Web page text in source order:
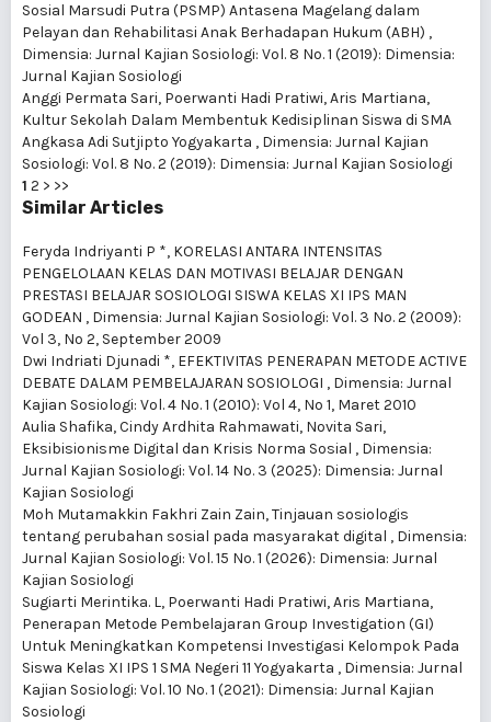
Sosial Marsudi Putra (PSMP) Antasena Magelang dalam
Pelayan dan Rehabilitasi Anak Berhadapan Hukum (ABH) ,
Dimensia: Jurnal Kajian Sosiologi: Vol. 8 No. 1 (2019): Dimensia:
Jurnal Kajian Sosiologi
Anggi Permata Sari, Poerwanti Hadi Pratiwi, Aris Martiana,
Kultur Sekolah Dalam Membentuk Kedisiplinan Siswa di SMA
Angkasa Adi Sutjipto Yogyakarta , Dimensia: Jurnal Kajian
Sosiologi: Vol. 8 No. 2 (2019): Dimensia: Jurnal Kajian Sosiologi
1 2 > >>
Similar Articles
Feryda Indriyanti P *, KORELASI ANTARA INTENSITAS
PENGELOLAAN KELAS DAN MOTIVASI BELAJAR DENGAN
PRESTASI BELAJAR SOSIOLOGI SISWA KELAS XI IPS MAN
GODEAN , Dimensia: Jurnal Kajian Sosiologi: Vol. 3 No. 2 (2009):
Vol 3, No 2, September 2009
Dwi Indriati Djunadi *, EFEKTIVITAS PENERAPAN METODE ACTIVE
DEBATE DALAM PEMBELAJARAN SOSIOLOGI , Dimensia: Jurnal
Kajian Sosiologi: Vol. 4 No. 1 (2010): Vol 4, No 1, Maret 2010
Aulia Shafika, Cindy Ardhita Rahmawati, Novita Sari,
Eksibisionisme Digital dan Krisis Norma Sosial , Dimensia:
Jurnal Kajian Sosiologi: Vol. 14 No. 3 (2025): Dimensia: Jurnal
Kajian Sosiologi
Moh Mutamakkin Fakhri Zain Zain,Tinjauan sosiologis
tentang perubahan sosial pada masyarakat digital , Dimensia:
Jurnal Kajian Sosiologi: Vol. 15 No. 1 (2026): Dimensia: Jurnal
Kajian Sosiologi
Sugiarti Merintika. L, Poerwanti Hadi Pratiwi, Aris Martiana,
Penerapan Metode Pembelajaran Group Investigation (GI)
Untuk Meningkatkan Kompetensi Investigasi Kelompok Pada
Siswa Kelas XI IPS 1 SMA Negeri 11 Yogyakarta , Dimensia: Jurnal
Kajian Sosiologi: Vol. 10 No. 1 (2021): Dimensia: Jurnal Kajian
Sosiologi